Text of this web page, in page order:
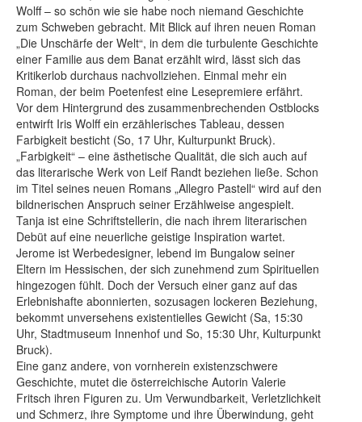
Wolff – so schön wie sie habe noch niemand Geschichte
zum Schweben gebracht. Mit Blick auf ihren neuen Roman
„Die Unschärfe der Welt“, in dem die turbulente Geschichte
einer Familie aus dem Banat erzählt wird, lässt sich das
Kritikerlob durchaus nachvollziehen. Einmal mehr ein
Roman, der beim Poetenfest eine Lesepremiere erfährt.
Vor dem Hintergrund des zusammenbrechenden Ostblocks
entwirft Iris Wolff ein erzählerisches Tableau, dessen
Farbigkeit besticht (So, 17 Uhr, Kulturpunkt Bruck).
„Farbigkeit“ – eine ästhetische Qualität, die sich auch auf
das literarische Werk von Leif Randt beziehen ließe. Schon
im Titel seines neuen Romans „Allegro Pastell“ wird auf den
bildnerischen Anspruch seiner Erzählweise angespielt.
Tanja ist eine Schriftstellerin, die nach ihrem literarischen
Debüt auf eine neuerliche geistige Inspiration wartet.
Jerome ist Werbedesigner, lebend im Bungalow seiner
Eltern im Hessischen, der sich zunehmend zum Spirituellen
hingezogen fühlt. Doch der Versuch einer ganz auf das
Erlebnishafte abonnierten, sozusagen lockeren Beziehung,
bekommt unversehens existentielles Gewicht (Sa, 15:30
Uhr, Stadtmuseum Innenhof und So, 15:30 Uhr, Kulturpunkt
Bruck).
Eine ganz andere, von vornherein existenzschwere
Geschichte, mutet die österreichische Autorin Valerie
Fritsch ihren Figuren zu. Um Verwundbarkeit, Verletzlichkeit
und Schmerz, ihre Symptome und ihre Überwindung, geht